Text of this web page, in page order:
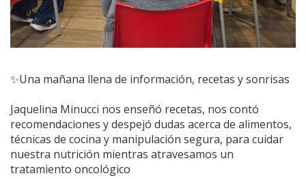
✨Una mañana llena de información, recetas y sonrisas
Jaquelina Minucci nos enseñó recetas, nos contó
recomendaciones y despejó dudas acerca de alimentos,
técnicas de cocina y manipulación segura, para cuidar
nuestra nutrición mientras atravesamos un
tratamiento oncológico